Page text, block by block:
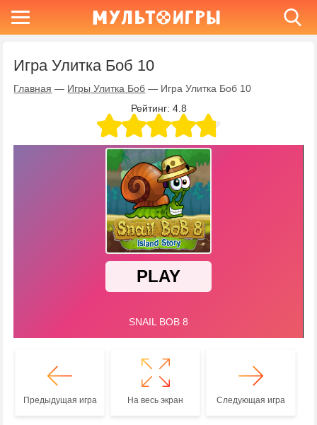
Игра Улитка Боб 10
Главная — Игры Улитка Боб — Игра Улитка Боб 10
Рейтинг: 4.8
Предыдущая игра На весь экран Следующая игра